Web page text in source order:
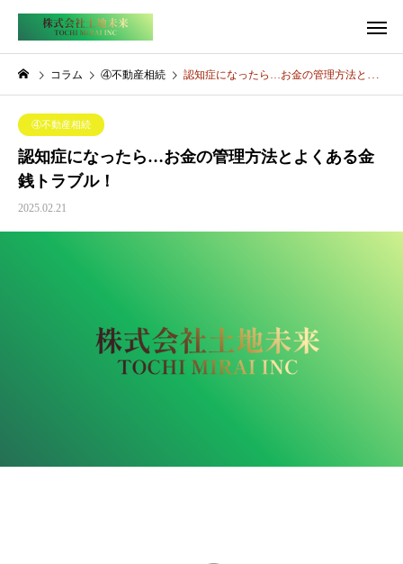
コラム ④不動産相続 認知症になったら…お金の管理方法とよくある金銭トラブル！
④不動産相続
認知症になったら…お金の管理方法とよくある金
銭トラブル！
2025.02.21